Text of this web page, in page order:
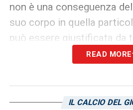
non è una conseguenza
suo corpo in quella
può essere giustificata da
– segna un gol nella porta
READ MORE
IL CALCIO DEL